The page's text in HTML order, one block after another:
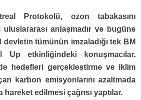
Protokolü, ozon tabakasını
anlaşmadır ve bugüne
devletin tümünün imzaladığı tek BM
Up etkinliğindeki konuşmacılar,
hedefleri gerçekleştirme ve iklim
karbon emisyonlarını azaltmada
edilmesi çağrısı yaptılar.